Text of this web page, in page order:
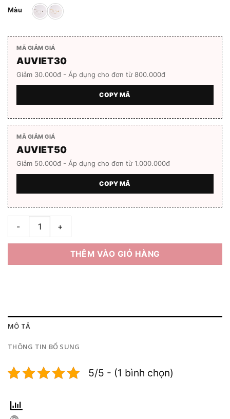
Màu
MÃ GIẢM GIÁ
AUVIET30
Giảm 30.000đ - Áp dụng cho đơn từ 800.000đ
COPY MÃ
MÃ GIẢM GIÁ
AUVIET50
Giảm 50.000đ - Áp dụng cho đơn từ 1.000.000đ
COPY MÃ
Gọng kính Loewe LW4004S Full box số lượng
THÊM VÀO GIỎ HÀNG
MÔ TẢ
THÔNG TIN BỔ SUNG
5/5 - (1 bình chọn)